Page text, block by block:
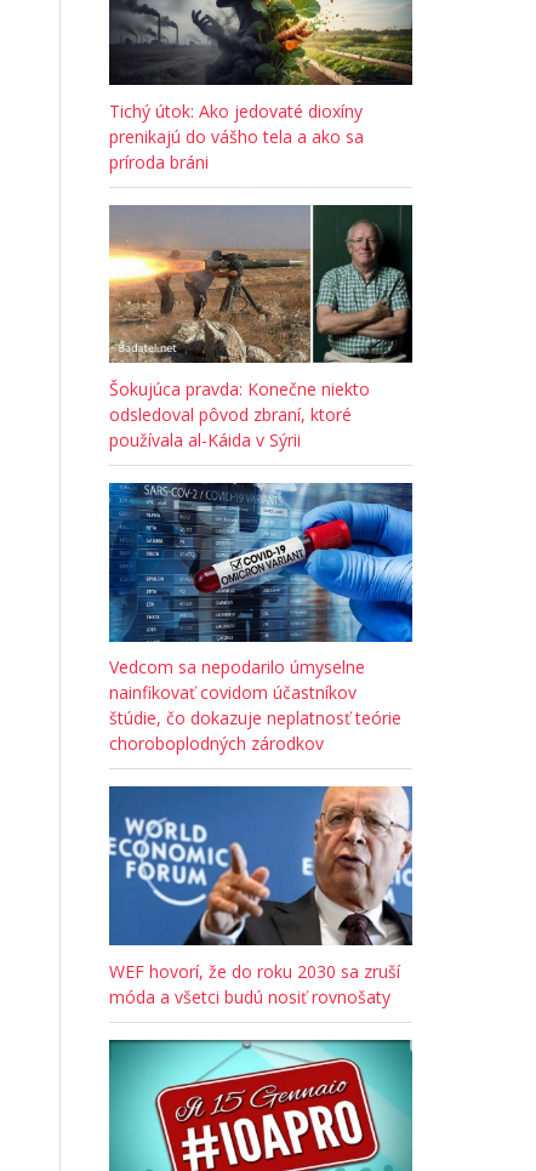
Tichý útok: Ako jedovaté dioxíny
prenikajú do vášho tela a ako sa
príroda bráni
Šokujúca pravda: Konečne niekto
odsledoval pôvod zbraní, ktoré
používala al-Káida v Sýrii
Vedcom sa nepodarilo úmyselne
nainfikovať covidom účastníkov
štúdie, čo dokazuje neplatnosť teórie
choroboplodných zárodkov
WEF hovorí, že do roku 2030 sa zruší
móda a všetci budú nosiť rovnošaty